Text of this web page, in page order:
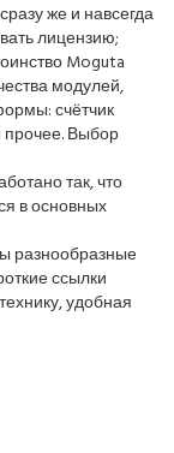
же и навсегда
лицензию;
Moguta
модулей,
счётчик
прочее. Выбор
так, что
в основных
разнообразные
ссылки
удобная